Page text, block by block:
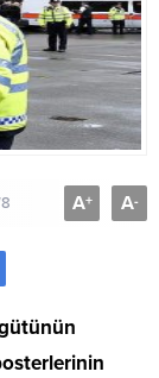
A+ A-